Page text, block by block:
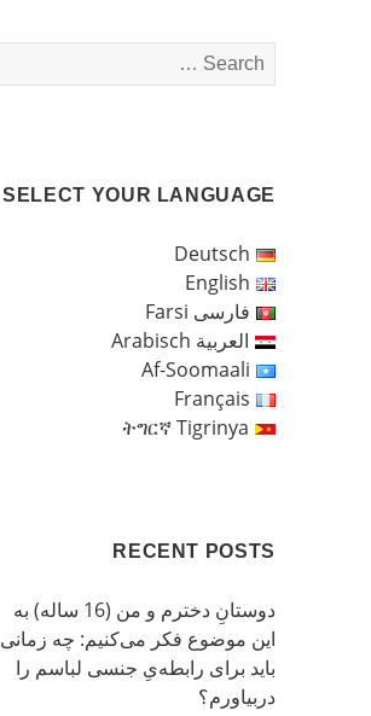
Search
for:
SELECT YOUR LANGUAGE
Deutsch
English
فارسی Farsi
العربية Arabisch
Af-Soomaali
Français
ትግርኛ Tigrinya
RECENT POSTS
دوستانِ دخترم و من (16 ساله) به
این موضوع فکر می‌کنیم: چه زمانی
باید برای رابطه‌یِ جنسی لباسم را
دربیاورم؟